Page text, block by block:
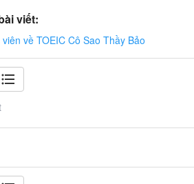
viết:
về TOEIC Cô Sao Thầy Bảo